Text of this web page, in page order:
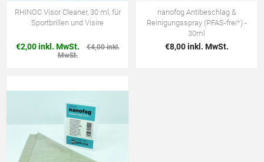
RHINOC Visor Cleaner, 30 ml, für
Sportbrillen und Visire
€2,00 inkl. MwSt.
€4,00 inkl.
MwSt.
nanofog Antibeschlag &
Reinigungsspray (PFAS-frei*) -
30ml
€8,00 inkl. MwSt.